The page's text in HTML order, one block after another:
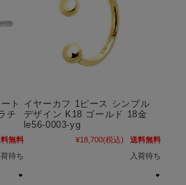
ト
チ
無料
荷待ち
イヤーカフ 1ピース シンプル
デザイン K18 ゴールド 18金
le56-0003-yg
¥18,700(税込)
送料無料
入荷待ち